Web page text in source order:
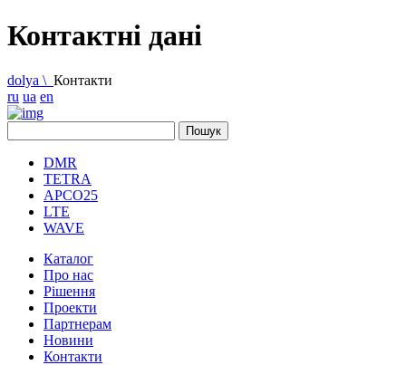
Контактні дані
dolya \ Контакти
ru ua en
DMR
TETRA
APCO25
LTE
WAVE
Каталог
Про нас
Рішення
Проекти
Партнерам
Новини
Контакти